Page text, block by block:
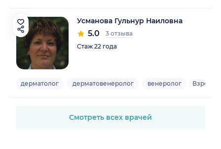
Усманова Гульнур Наиловна
5.0
3 отзыва
Стаж 22 года
дерматолог дерматовенеролог венеролог
Смотреть всех врачей